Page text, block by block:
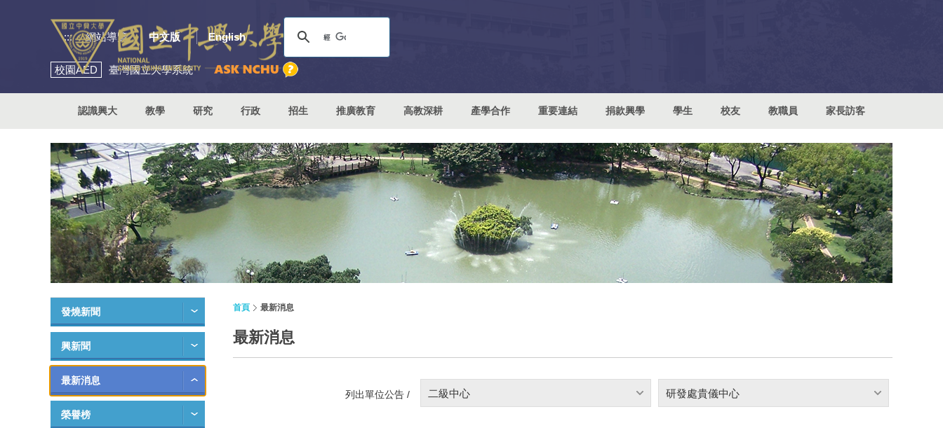
::: 網站導覽 中文版 English
校園AED 臺灣國立大學系統
認識興大 教學 研究 行政 招生 推廣教育 高教深耕 產學合作 重要連結 捐款興學 學生 校友 教職員 家長訪客
發燒新聞
興新聞
最新消息
榮譽榜
首頁 最新消息
最新消息
列出單位公告 / 二級中心 研發處貴儀中心